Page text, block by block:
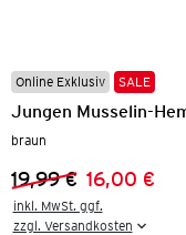
Online Exklusiv SALE
Jungen Musselin-
braun
Vorheriger Preis:
19,99 €
Neuer Preis:
16,00 €
inkl. MwSt. ggf.
zzgl. Versandkosten